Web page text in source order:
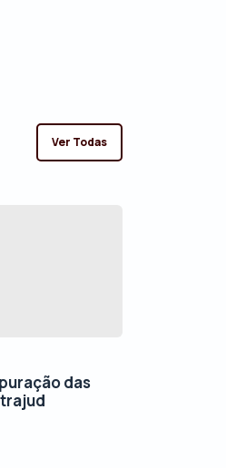
Ver Todas
das